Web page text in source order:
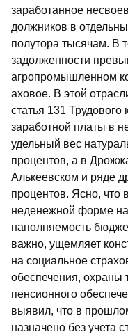
заработанное
должников в
полутора тысячам. В
задолженности
агропромышленном
аховое. В этой
статья 131
заработной платы в
удельный вес
процентов, а в
Алькеевском и ряде
процентов. Ясно, что
неденежной форме
наполняемость
важно, ущемляет
на социальное
обеспечения, охраны
пенсионного
выявил, что в
назначено без учета